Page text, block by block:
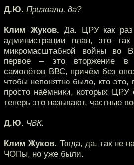
Д.Ю. Призвали, да?
Клим Жуков. Да. ЦРУ как раз
администрации план, это
микромасштабной войны во
первое – это вторжение в
самолётов ВВС, причём без
чтобы непонятно было, кто это,
просто наёмники, которых ЦРУ
теперь это называют, частные
Д.Ю. ЧВК.
Клим Жуков. Тогда, да, так не
ЧОПы, но уже были.